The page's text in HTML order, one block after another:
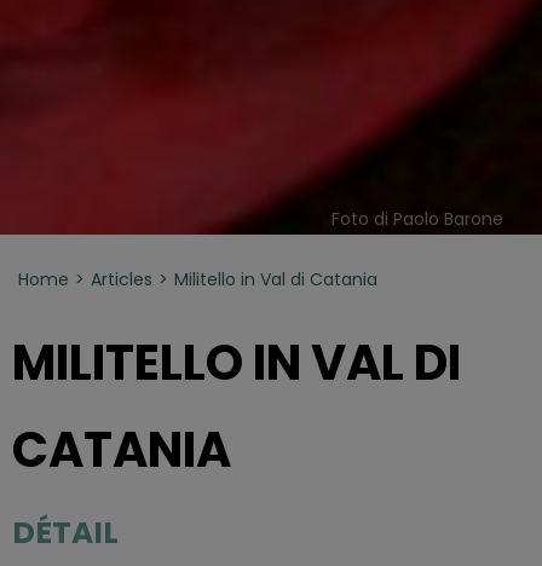
Foto di Paolo Barone
Home Articles Militello in Val di Catania
MILITELLO IN VAL DI
CATANIA
DÉTAIL